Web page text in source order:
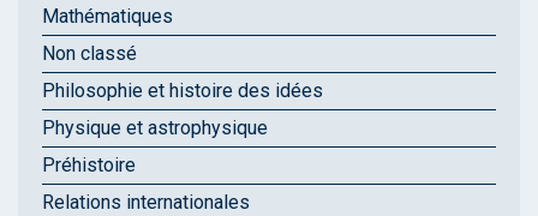
Mathématiques
Non classé
Philosophie et histoire des idées
Physique et astrophysique
Préhistoire
Relations internationales